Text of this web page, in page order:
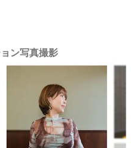
ン写真撮影